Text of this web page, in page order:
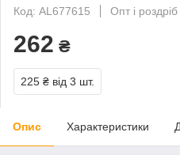
Код: AL677615
Опт і роздріб
262 ₴
225 ₴ від 3 шт.
Опис Характеристики